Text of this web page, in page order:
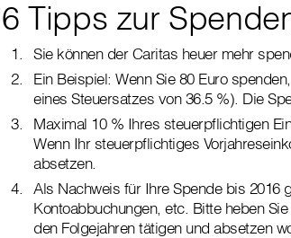
6 Tipps zur
Sie können der Caritas heuer mehr
Ein Beispiel: Wenn Sie 80 Euro
eines Steuersatzes von 36.5 %). Die
Maximal 10 % Ihres steuerpflichtigen
Wenn Ihr steuerpflichtiges
absetzen.
Als Nachweis für Ihre Spende bis 2016
Kontoabbuchungen, etc. Bitte heben
den Folgejahren tätigen und absetzen